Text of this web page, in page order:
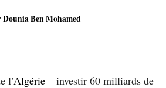
Dounia Ben Mohamed
l’Algérie – investir 60 milliards de